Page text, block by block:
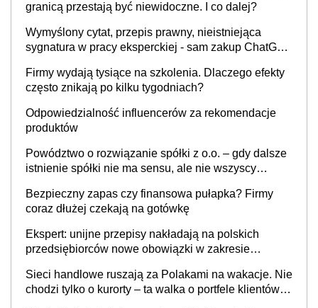
granicą przestają być niewidoczne. I co dalej?
Wymyślony cytat, przepis prawny, nieistniejąca
sygnatura w pracy eksperckiej - sam zakup ChatGPT
Firmy wydają tysiące na szkolenia. Dlaczego efekty
często znikają po kilku tygodniach?
Odpowiedzialność influencerów za rekomendacje
produktów
Powództwo o rozwiązanie spółki z o.o. – gdy dalsze
istnienie spółki nie ma sensu, ale nie wszyscy
Bezpieczny zapas czy finansowa pułapka? Firmy
coraz dłużej czekają na gotówkę
Ekspert: unijne przepisy nakładają na polskich
przedsiębiorców nowe obowiązki w zakresie
Sieci handlowe ruszają za Polakami na wakacje. Nie
chodzi tylko o kurorty – ta walka o portfele klientów